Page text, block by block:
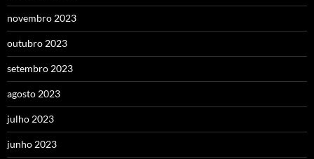
novembro 2023
outubro 2023
setembro 2023
agosto 2023
julho 2023
junho 2023